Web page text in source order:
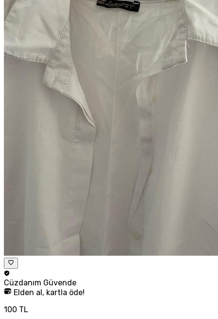
Cüzdanım Güvende
Elden al, kartla öde!
100 TL